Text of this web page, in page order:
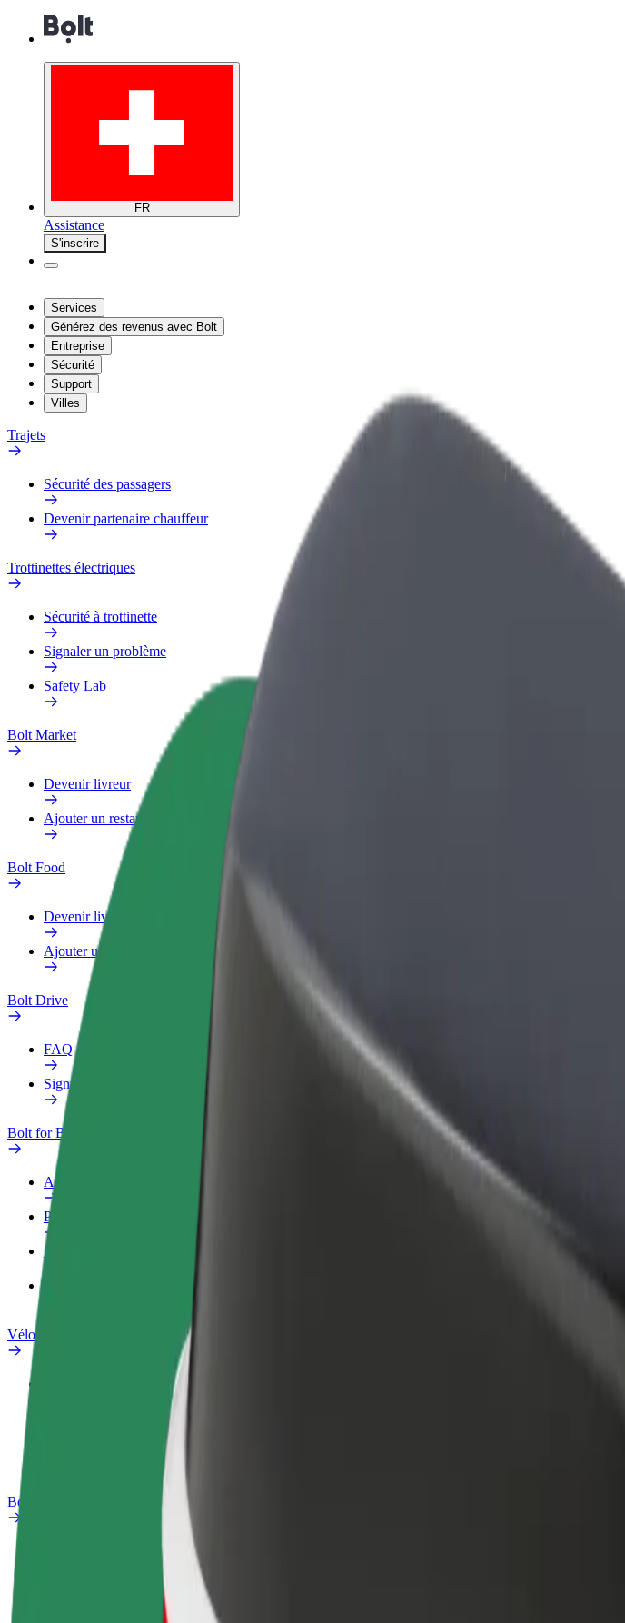
FR
Assistance
S'inscrire
Services
Générez des revenus avec Bolt
Entreprise
Sécurité
Support
Villes
Trajets
Sécurité des passagers
Devenir partenaire chauffeur
Trottinettes électriques
Sécurité à trottinette
Signaler un problème
Safety Lab
Bolt Market
Devenir livreur
Ajouter un restaurant ou un magasin
Bolt Food
Devenir livreur
Ajouter un restaurant ou un magasin
Bolt Drive
FAQ
Signaler un véhicule
Bolt for Business
Avantages
Profil professionnel
Services
Bolt Food pour les entreprises
Vélos électriques
Bolt Plus